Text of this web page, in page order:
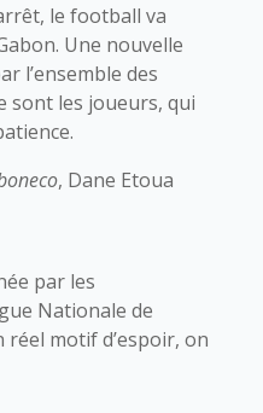
le football va
Une nouvelle
l’ensemble des
sont les joueurs, qui
, Dane Etoua
par les
Nationale de
motif d’espoir, on